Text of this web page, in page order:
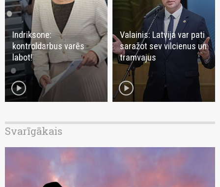
Indriksone:
kontroldarbus varēs
labot!
play_circle
Valainis: Latvija var pati
saražot sev vilcienus un
tramvajus
play_circle
Svarīgākais